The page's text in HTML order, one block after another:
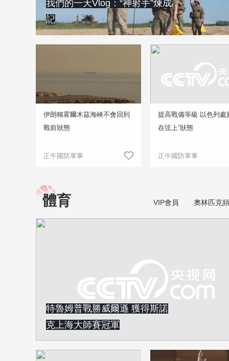
我們的一天Vlog：“神射手”煉成
記
伊朗稱霍爾木茲海峽不會回到
戰前狀態
正午國防軍事
提高戰備等級 以色列處
在弦上”狀態
正午國防軍事
體育 VIP會員 奧林匹克
特魯姆普戰勝威爾遜 獲得斯諾
克上海大師賽冠軍